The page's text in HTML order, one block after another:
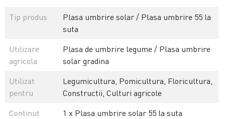
Tip produs
Plasa umbrire solar / Plasa umbrire 55 la
suta
Utilizare
agricola
Plasa de umbrire legume / Plasa umbrire
solar gradina
Utilizat
pentru
Legumicultura, Pomicultura, Floricultura,
Constructii, Culturi agricole
Continut
1 x Plasa umbrire solar 55 la suta